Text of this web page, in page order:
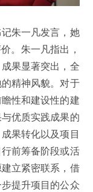
朱一凡发言，她
。朱一凡指出，
果显著突出，全
精神风貌。对于
性和建设性的建
优质实践成果的
果转化以及项目
前筹备阶段或活
立紧密联系，借
提升项目的公众